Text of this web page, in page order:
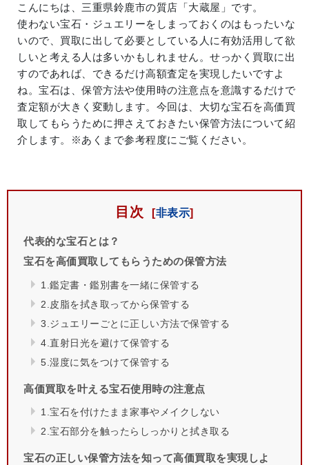
こんにちは、三重県鈴鹿市の質店「大蔵屋」です。
使わない宝石・ジュエリーをしまっておくのはもったいな
いので、買取に出して必要としている人に有効活用して欲
しいと考える人は多いかもしれません。せっかく買取に出
すのであれば、できるだけ高額査定を実現したいですよ
ね。宝石は、保管方法や使用時の注意点を意識するだけで
査定額が大きく変動します。今回は、大切な宝石を高価買
取してもらうために押さえておきたい保管方法について紹
介します。※あくまで参考程度にご覧ください。
目次
代表的な宝石とは？
宝石を高価買取してもらうための保管方法
1.鑑定書・鑑別書を一緒に保管する
2.皮脂を拭き取ってから保管する
3.ジュエリーごとに正しい方法で保管する
4.直射日光を避けて保管する
5.湿度に気をつけて保管する
高価買取を叶える宝石使用時の注意点
1.宝石を付けたまま家事やメイクしない
2.宝石部分を触ったらしっかりと拭き取る
宝石の正しい保管方法を知って高価買取を実現しよ